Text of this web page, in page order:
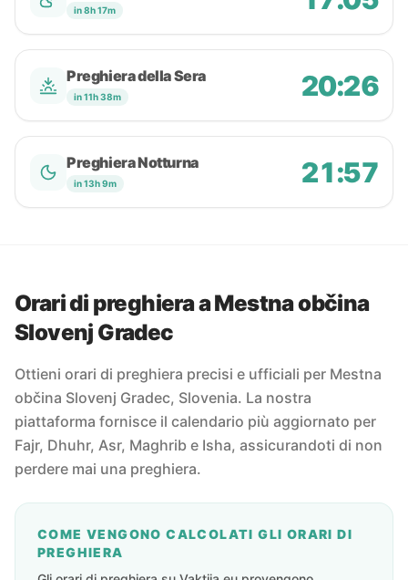
in 8h 17m
Preghiera della Sera
in 11h 38m 20:26
Preghiera Notturna
in 13h 9m 21:57
Orari di preghiera a Mestna občina
Slovenj Gradec
Ottieni orari di preghiera precisi e ufficiali per Mestna
občina Slovenj Gradec, Slovenia. La nostra
piattaforma fornisce il calendario più aggiornato per
Fajr, Dhuhr, Asr, Maghrib e Isha, assicurandoti di non
perdere mai una preghiera.
COME VENGONO CALCOLATI GLI ORARI DI
PREGHIERA